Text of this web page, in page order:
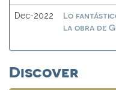
Dec-2022
Lo
la obra de
Discover